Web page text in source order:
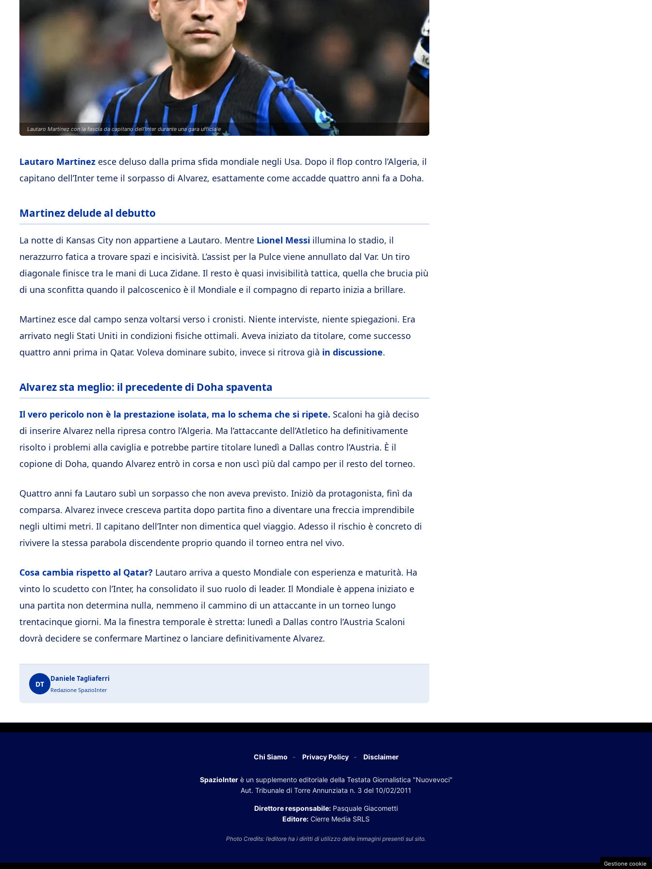
Lautaro Martinez con la fascia da capitano dell'Inter durante una gara ufficiale
Lautaro Martinez esce deluso dalla prima sfida mondiale negli Usa. Dopo il flop contro l’Algeria, il
capitano dell’Inter teme il sorpasso di Alvarez, esattamente come accadde quattro anni fa a Doha.
Martinez delude al debutto
La notte di Kansas City non appartiene a Lautaro. Mentre Lionel Messi illumina lo stadio, il
nerazzurro fatica a trovare spazi e incisività. L’assist per la Pulce viene annullato dal Var. Un tiro
diagonale finisce tra le mani di Luca Zidane. Il resto è quasi invisibilità tattica, quella che brucia più
di una sconfitta quando il palcoscenico è il Mondiale e il compagno di reparto inizia a brillare.
Martinez esce dal campo senza voltarsi verso i cronisti. Niente interviste, niente spiegazioni. Era
arrivato negli Stati Uniti in condizioni fisiche ottimali. Aveva iniziato da titolare, come successo
quattro anni prima in Qatar. Voleva dominare subito, invece si ritrova già in discussione.
Alvarez sta meglio: il precedente di Doha spaventa
Il vero pericolo non è la prestazione isolata, ma lo schema che si ripete. Scaloni ha già deciso
di inserire Alvarez nella ripresa contro l’Algeria. Ma l’attaccante dell’Atletico ha definitivamente
risolto i problemi alla caviglia e potrebbe partire titolare lunedì a Dallas contro l’Austria. È il
copione di Doha, quando Alvarez entrò in corsa e non uscì più dal campo per il resto del torneo.
Quattro anni fa Lautaro subì un sorpasso che non aveva previsto. Iniziò da protagonista, finì da
comparsa. Alvarez invece cresceva partita dopo partita fino a diventare una freccia imprendibile
negli ultimi metri. Il capitano dell’Inter non dimentica quel viaggio. Adesso il rischio è concreto di
rivivere la stessa parabola discendente proprio quando il torneo entra nel vivo.
Cosa cambia rispetto al Qatar? Lautaro arriva a questo Mondiale con esperienza e maturità. Ha
vinto lo scudetto con l’Inter, ha consolidato il suo ruolo di leader. Il Mondiale è appena iniziato e
una partita non determina nulla, nemmeno il cammino di un attaccante in un torneo lungo
trentacinque giorni. Ma la finestra temporale è stretta: lunedì a Dallas contro l’Austria Scaloni
dovrà decidere se confermare Martinez o lanciare definitivamente Alvarez.
DT
Daniele Tagliaferri
Redazione SpazioInter
Chi Siamo Privacy Policy Disclaimer
SpazioInterè un supplemento editoriale della Testata Giornalistica "Nuovevoci"
Aut. Tribunale di Torre Annunziata n. 3 del 10/02/2011
Direttore responsabile: Pasquale Giacometti
Editore: Cierre Media SRLS
Photo Credits: l’editore ha i diritti di utilizzo delle immagini presenti sul sito.
Gestione cookie